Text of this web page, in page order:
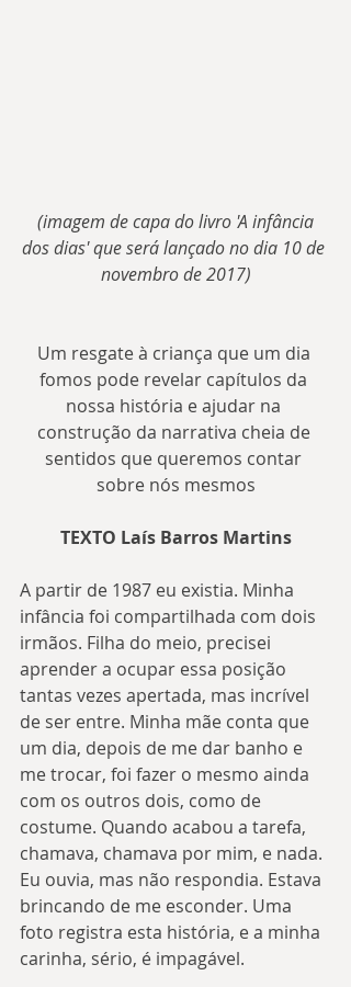
dos dias' que será lançado no dia 10 de
novembro de 2017)
Um resgate à criança que um dia
fomos pode revelar capítulos da
nossa história e ajudar na
construção da narrativa cheia de
sentidos que queremos contar
sobre nós mesmos
TEXTO Laís Barros Martins
A partir de 1987 eu existia. Minha
infância foi compartilhada com dois
irmãos. Filha do meio, precisei
aprender a ocupar essa posição
tantas vezes apertada, mas incrível
de ser entre. Minha mãe conta que
um dia, depois de me dar banho e
me trocar, foi fazer o mesmo ainda
com os outros dois, como de
costume. Quando acabou a tarefa,
chamava, chamava por mim, e nada.
Eu ouvia, mas não respondia. Estava
brincando de me esconder. Uma
foto registra esta história, e a minha
carinha, sério, é impagável.